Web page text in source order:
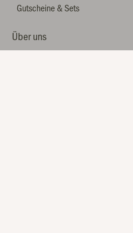
Gutscheine & Sets
Über uns